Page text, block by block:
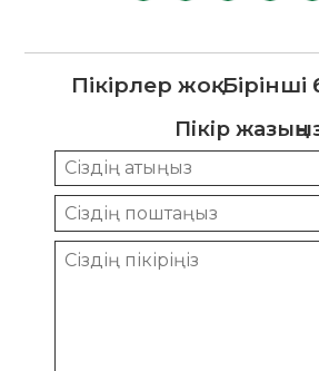
Пікірлер жоқ.
Пікір